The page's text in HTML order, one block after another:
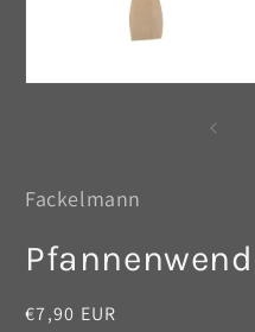
Fackelmann
Normaler
€7,90 EUR